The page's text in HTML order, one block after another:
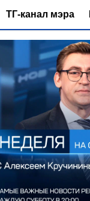
ТГ-канал мэра